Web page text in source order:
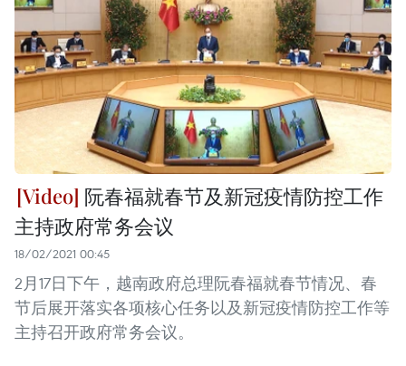
阮春福就春节及新冠疫情防控工作
主持政府常务会议
18/02/2021 00:45
2月17日下午，越南政府总理阮春福就春节情况、春
节后展开落实各项核心任务以及新冠疫情防控工作等
主持召开政府常务会议。